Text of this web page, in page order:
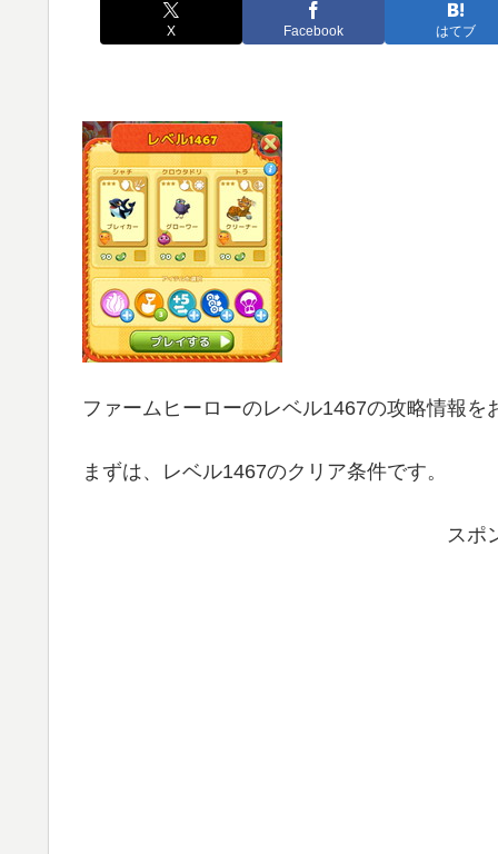
X Facebook はてブ
ファームヒーローのレベル1467の攻略情報を
まずは、レベル1467のクリア条件です。
スポ